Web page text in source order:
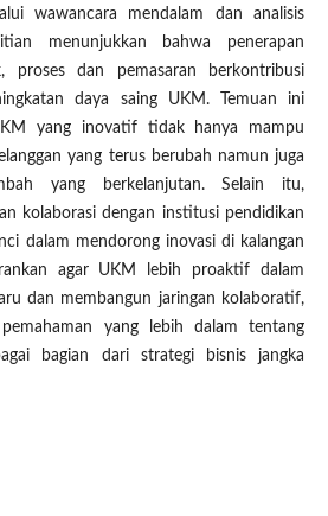
wawancara mendalam dan analisis
menunjukkan bahwa penerapan
proses dan pemasaran berkontribusi
daya saing UKM. Temuan ini
yang inovatif tidak hanya mampu
yang terus berubah namun juga
yang berkelanjutan. Selain itu,
kolaborasi dengan institusi pendidikan
dalam mendorong inovasi di kalangan
agar UKM lebih proaktif dalam
dan membangun jaringan kolaboratif,
yang lebih dalam tentang
bagian dari strategi bisnis jangka